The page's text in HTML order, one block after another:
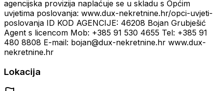
agencijska provizija naplaćuje se u skladu s Općim
uvjetima poslovanja: www.dux-nekretnine.hr/opci-uvjeti-
poslovanja ID KOD AGENCIJE: 46208 Bojan Grubješić
Agent s licencom Mob: +385 91 530 4655 Tel: +385 91
480 8808 E-mail: bojan@dux-nekretnine.hr www.dux-
nekretnine.hr
Lokacija